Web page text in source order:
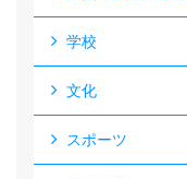
学校
文化
スポーツ